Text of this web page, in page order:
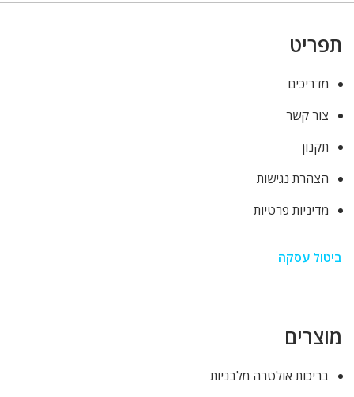
תפריט
מדריכים
צור קשר
תקנון
הצהרת נגישות
מדיניות פרטיות
ביטול עסקה
מוצרים
בריכות אולטרה מלבניות